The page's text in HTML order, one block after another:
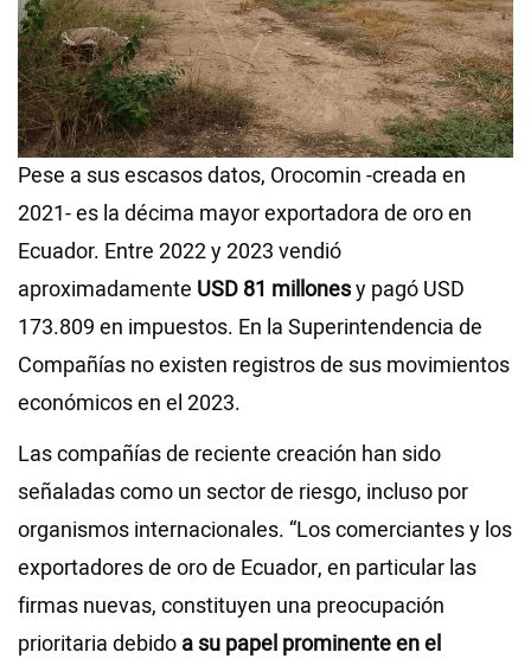
Pese a sus escasos datos, Orocomin -creada en
2021- es la décima mayor exportadora de oro en
Ecuador. Entre 2022 y 2023 vendió
aproximadamente USD 81 millonesy pagó USD
173.809 en impuestos. En la Superintendencia de
Compañías no existen registros de sus movimientos
económicos en el 2023.
Las compañías de reciente creación han sido
señaladas como un sector de riesgo, incluso por
organismos internacionales. “Los comerciantes y los
exportadores de oro de Ecuador, en particular las
firmas nuevas, constituyen una preocupación
prioritaria debido a su papel prominente en el